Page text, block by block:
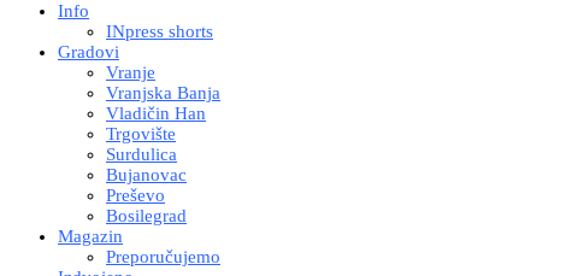
Info
INpress shorts
Gradovi
Vranje
Vranjska Banja
Vladičin Han
Trgovište
Surdulica
Bujanovac
Preševo
Bosilegrad
Magazin
Preporučujemo